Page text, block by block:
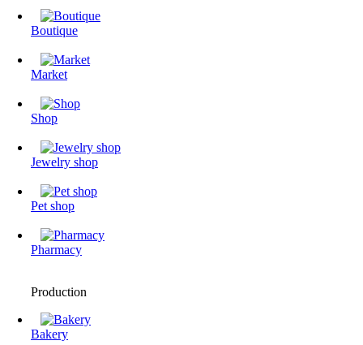
Boutique
Market
Shop
Jewelry shop
Pet shop
Pharmacy
Production
Bakery